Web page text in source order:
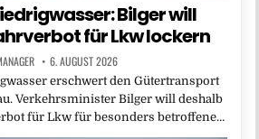
Bilger will
für Lkw lockern
6. AUGUST 2026
erschwert den Gütertransport
Verkehrsminister Bilger will deshalb
für Lkw für besonders betroffene…